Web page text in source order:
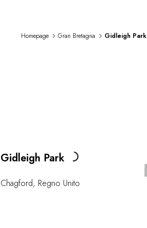
Homepage Gran Bretagna Gidleigh Park
Gidleigh Park Loading...
Chagford, Regno Unito